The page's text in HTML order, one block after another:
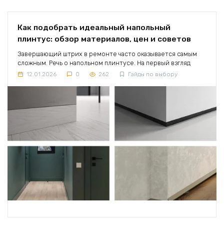
Как подобрать идеальный напольный
плинтус: обзор материалов, цен и советов
Завершающий штрих в ремонте часто оказывается самым
сложным. Речь о напольном плинтусе. На первый взгляд
12.01.2026 0 262 Гайды по выбору